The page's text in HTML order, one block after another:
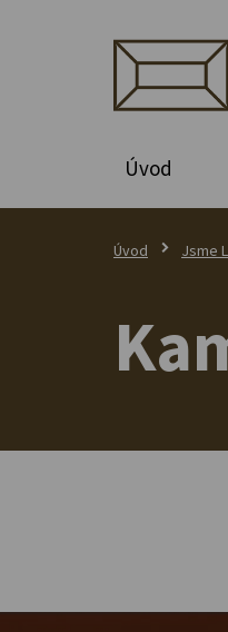
Úvod
Úvod Jsme